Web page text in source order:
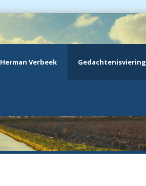
Herman Verbeek Gedachtenisviering